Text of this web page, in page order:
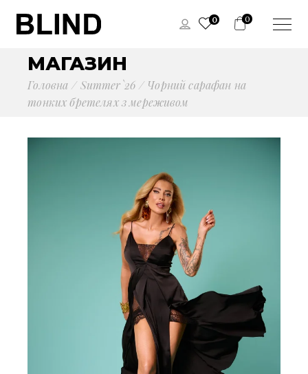
0 0
МАГАЗИН
Головна Summer`26
Чорний сарафан на
тонких бретелях з мереживом